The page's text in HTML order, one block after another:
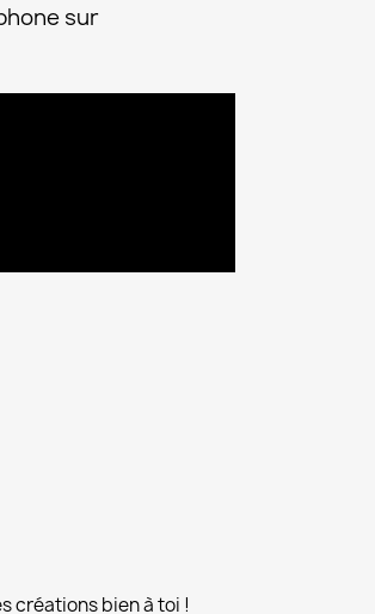
sur
créations bien à toi !